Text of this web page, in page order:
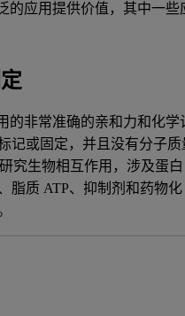
的应用提供价值，其中一些
的非常准确的亲和力和化学
记或固定，并且没有分子质
究生物相互作用，涉及蛋白
脂质 ATP、抑制剂和药物化